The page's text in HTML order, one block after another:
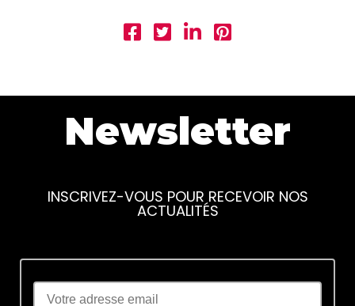
Newsletter
INSCRIVEZ-VOUS POUR RECEVOIR NOS
ACTUALITÉS